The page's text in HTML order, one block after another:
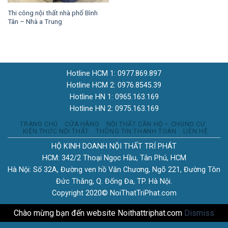
Thi công nội thất nhà phố Bình
Tân – Nhà a Trung
Hotline HCM 1: 0977.869.897
Hotline HCM 2: 0976.8545.39
Hotline HN 1: 0965.163.169
Hotline HN 2: 0975.163.169
TRANG CHỦ CỬA HÀNG
NỘI THẤT CĂN HỘ – CHUNG CƯ
KIẾN THỨC NỘI THẤT
THÔNG TIN THANH TOÁN LIÊN HỆ
HỘ KINH DOANH NỘI THẤT TRÍ PHÁT
HCM: 342/2 Thoại Ngọc Hầu, Tân Phú, HCM
Hà Nội: Số 32A, Đường ven hồ Văn Chương, Ngõ 221, Đường Tôn
Đức Thắng, Q. Đống Đa, TP. Hà Nội.
Copyright 2020© NoiThatTriPhat.com
Chào mừng bạn đến website Noithattriphat.com Dismiss